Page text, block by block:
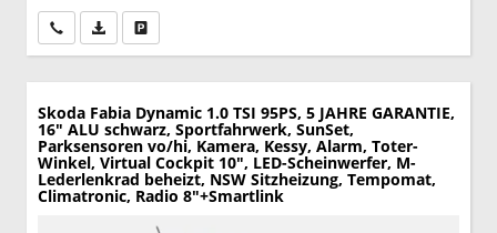
Wir rufen Sie anPDF-Datei, Fahrzeugexposé drucken
Skoda Fabia Dynamic 1.0 TSI 95PS, 5 JAHRE GARANTIE,
16" ALU schwarz, Sportfahrwerk, SunSet,
Parksensoren vo/hi, Kamera, Kessy, Alarm, Toter-
Winkel, Virtual Cockpit 10", LED-Scheinwerfer, M-
Lederlenkrad beheizt, NSW Sitzheizung, Tempomat,
Climatronic, Radio 8"+Smartlink